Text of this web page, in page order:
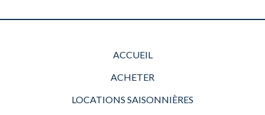
ACCUEIL
ACHETER
LOCATIONS SAISONNIÈRES